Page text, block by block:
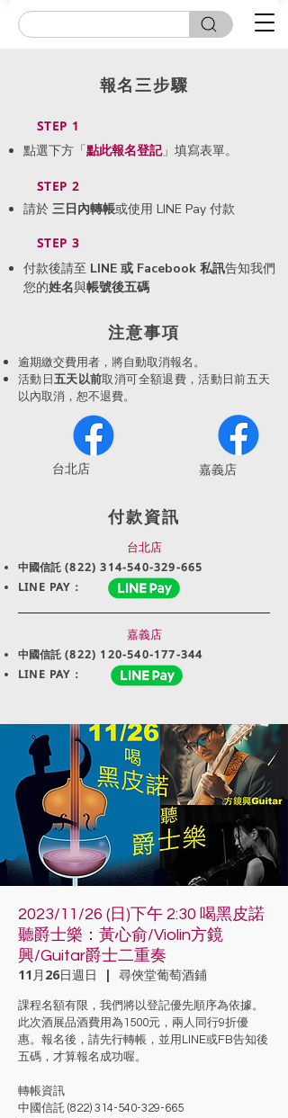
報名三步驟
STEP 1
點選下方「點此報名登記」填寫表單。
STEP 2
請於 三日內轉帳或使用 LINE Pay 付款
STEP 3
付款後請至 LINE 或 Facebook 私訊告知我們
您的姓名與帳號後五碼
​注意事項
逾期繳交費用者，將自動取消報名。
活動日五天以前取消可全額退費，活動日前五天
以內取消，恕不退費。
​台北店 嘉義店
付款資訊
台北店
中國信託 (822) 314-540-329-665
LINE PAY：
嘉義店
中國信託 (822) 120-540-177-344
LINE PAY：
2023/11/26 (日)下午 2:30 喝黑皮諾
聽爵士樂：黃心俞/Violin方鏡
興/Guitar爵士二重奏
11月26日週日
  |
尋俠堂葡萄酒鋪
課程名額有限，我們將以登記優先順序為依據。
此次酒展品酒費用為1500元，兩人同行9折優
惠。報名後，請先行轉帳，並用LINE或FB告知後
五碼，才算報名成功喔。
轉帳資訊
中國信託 (822) 314-540-329-665